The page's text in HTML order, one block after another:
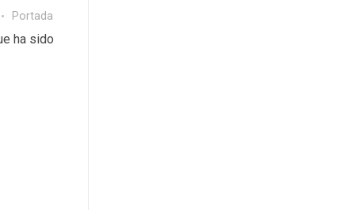
Portada
ha sido